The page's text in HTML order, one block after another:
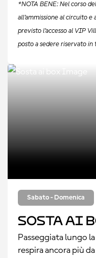
*NOTA BENE: Nel corso
all'ammissione al circuito e
previsto l'accesso al VIP
posto a sedere riservato in
Sabato - Domenica
Sosta ai
Passeggiata lungo
respira ancora più